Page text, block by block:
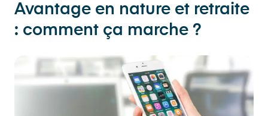
Avantage en nature et retraite
: comment ça marche ?